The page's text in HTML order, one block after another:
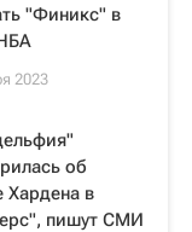
"Финикс" в
2023
об
Хардена в
пишут СМИ